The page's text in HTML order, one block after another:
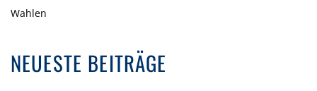
Wahlen
NEUESTE BEITRÄGE